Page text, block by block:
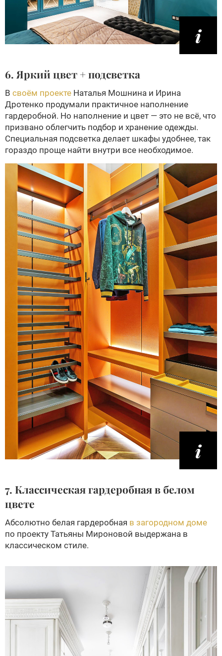
6. Яркий цвет + подсветка
В своём проекте Наталья Мошнина и Ирина
Дротенко продумали практичное наполнение
гардеробной. Но наполнение и цвет — это не всё, что
призвано облегчить подбор и хранение одежды.
Специальная подсветка делает шкафы удобнее, так
гораздо проще найти внутри все необходимое.
7. Классическая гардеробная в белом
цвете
Абсолютно белая гардеробная в загородном доме
по проекту Татьяны Мироновой выдержана в
классическом стиле.